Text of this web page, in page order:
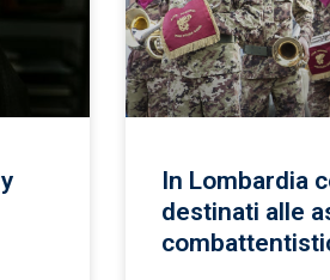
In Lombardia
destinati alle